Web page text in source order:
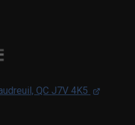
QC J7V 4K5